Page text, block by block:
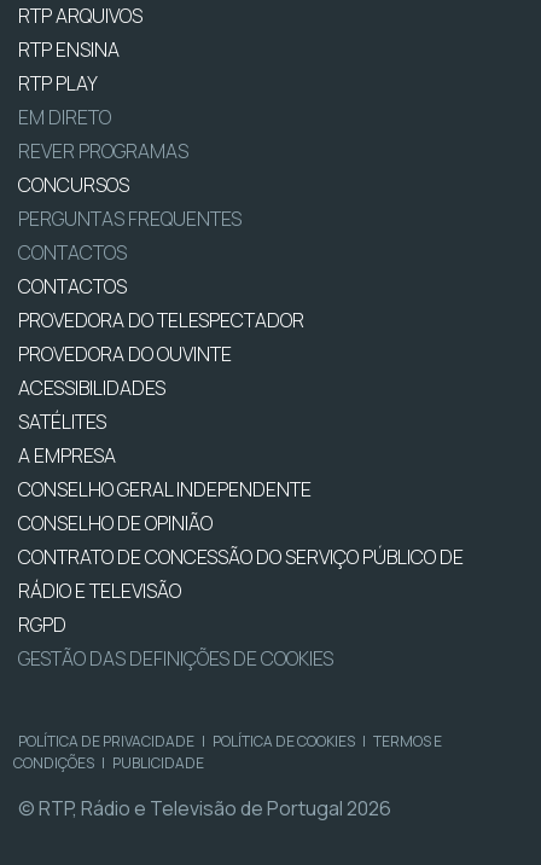
RTP ARQUIVOS
RTP ENSINA
RTP PLAY
EM DIRETO
REVER PROGRAMAS
CONCURSOS
PERGUNTAS FREQUENTES
CONTACTOS
CONTACTOS
PROVEDORA DO TELESPECTADOR
PROVEDORA DO OUVINTE
ACESSIBILIDADES
SATÉLITES
A EMPRESA
CONSELHO GERAL INDEPENDENTE
CONSELHO DE OPINIÃO
CONTRATO DE CONCESSÃO DO SERVIÇO PÚBLICO DE
RÁDIO E TELEVISÃO
RGPD
GESTÃO DAS DEFINIÇÕES DE COOKIES
POLÍTICA DE PRIVACIDADE | POLÍTICA DE COOKIES | TERMOS E
CONDIÇÕES | PUBLICIDADE
© RTP, Rádio e Televisão de Portugal 2026